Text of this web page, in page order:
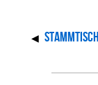
◀